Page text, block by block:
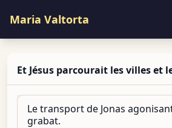
Maria Valtorta
Et Jésus parcourait les villes et
Le transport de Jonas
grabat.